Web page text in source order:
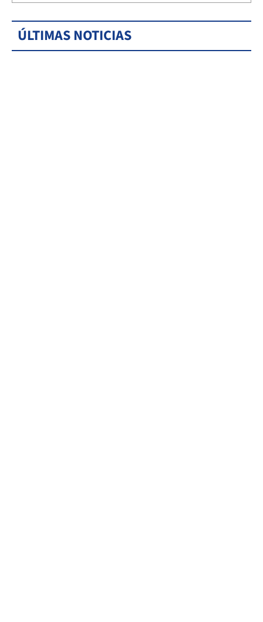
ÚLTIMAS NOTICIAS